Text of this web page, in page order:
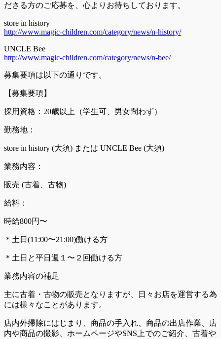
ださる方のご応募を、心よりお待ちしております。
store in history
http://www.magic-children.com/category/news/n-history/
UNCLE Bee
http://www.magic-children.com/category/news/n-bee/
募集要項は以下の通りです。
【募集要項】
採用資格：20歳以上（学生可、男女問わず）
勤務地：
store in history (大須) または UNCLE Bee (大須)
業務内容：
販売 (古着、古物)
給料：
時給800円〜
＊土日(11:00〜21:00)働ける方
＊土日と平日週１〜２回働ける方
業務内容の補足
主に古着・古物の販売となりますが、日々お店を運営する為
には様々なことがあります。
店内外掃除にはじまり、商品の手入れ、商品の出店作業、店
内や商品の撮影、ホームページやSNS上でのご紹介、古着や